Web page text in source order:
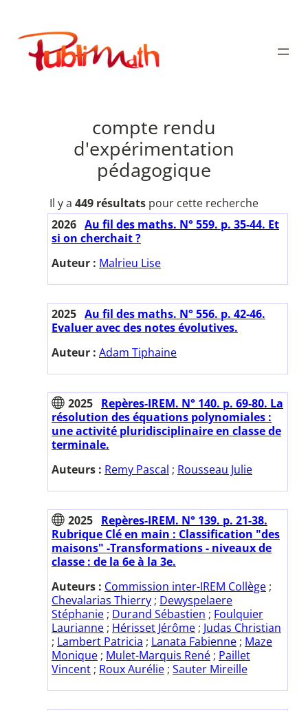
contenu
Publimath
compte rendu
d'expérimentation
pédagogique
Il y a 449 résultats pour cette recherche
2026 Au fil des maths. N° 559. p. 35-44. Et
si on cherchait ?
Auteur : Malrieu Lise
2025 Au fil des maths. N° 556. p. 42-46.
Evaluer avec des notes évolutives.
Auteur : Adam Tiphaine
2025 Repères-IREM. N° 140. p. 69-80. La
résolution des équations polynomiales :
une activité pluridisciplinaire en classe de
terminale.
Auteurs : Remy Pascal ; Rousseau Julie
2025 Repères-IREM. N° 139. p. 21-38.
Rubrique Clé en main : Classification "des
maisons" -Transformations - niveaux de
classe : de la 6e à la 3e.
Auteurs : Commission inter-IREM Collège ;
Chevalarias Thierry ; Dewyspelaere
Stéphanie ; Durand Sébastien ; Foulquier
Laurianne ; Hérisset Jérôme ; Judas Christian
; Lambert Patricia ; Lanata Fabienne ; Maze
Monique ; Mulet-Marquis René ; Paillet
Vincent ; Roux Aurélie ; Sauter Mireille